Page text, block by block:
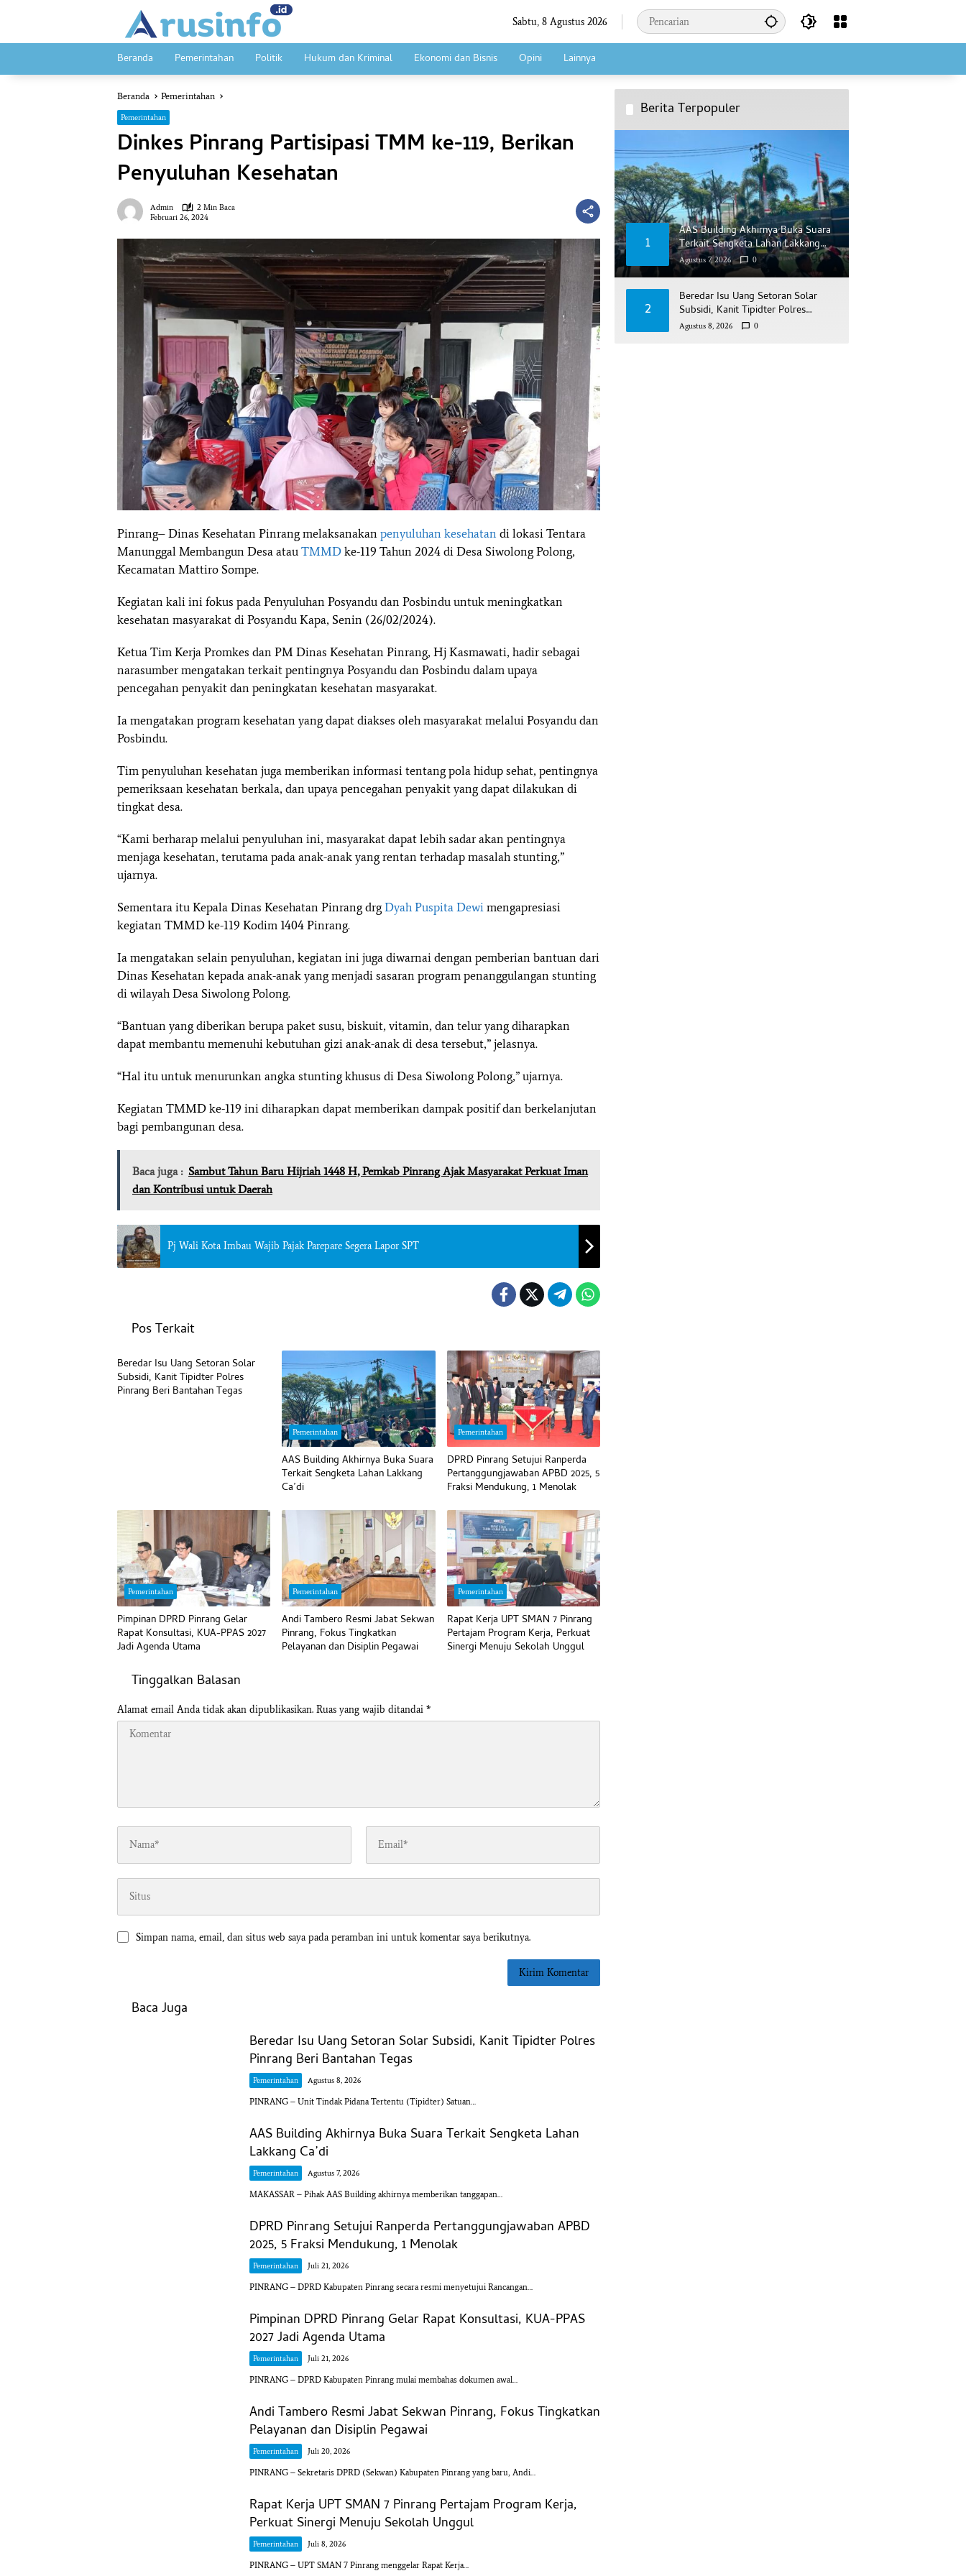
Sabtu, 8 Agustus 2026
Beranda Pemerintahan Politik Hukum dan Kriminal Ekonomi dan Bisnis Opini Lainnya
Beranda Pemerintahan
Pemerintahan
Dinkes Pinrang Partisipasi TMM ke-119, Berikan
Penyuluhan Kesehatan
Admin
2 Min Baca
Februari 26, 2024
Pinrang– Dinas Kesehatan Pinrang melaksanakan penyuluhan kesehatan di lokasi Tentara
Manunggal Membangun Desa atau TMMD ke-119 Tahun 2024 di Desa Siwolong Polong,
Kecamatan Mattiro Sompe.
Kegiatan kali ini fokus pada Penyuluhan Posyandu dan Posbindu untuk meningkatkan
kesehatan masyarakat di Posyandu Kapa, Senin (26/02/2024).
Ketua Tim Kerja Promkes dan PM Dinas Kesehatan Pinrang, Hj Kasmawati, hadir sebagai
narasumber mengatakan terkait pentingnya Posyandu dan Posbindu dalam upaya
pencegahan penyakit dan peningkatan kesehatan masyarakat.
Ia mengatakan program kesehatan yang dapat diakses oleh masyarakat melalui Posyandu dan
Posbindu.
Tim penyuluhan kesehatan juga memberikan informasi tentang pola hidup sehat, pentingnya
pemeriksaan kesehatan berkala, dan upaya pencegahan penyakit yang dapat dilakukan di
tingkat desa.
“Kami berharap melalui penyuluhan ini, masyarakat dapat lebih sadar akan pentingnya
menjaga kesehatan, terutama pada anak-anak yang rentan terhadap masalah stunting,”
ujarnya.
Sementara itu Kepala Dinas Kesehatan Pinrang drg Dyah Puspita Dewi mengapresiasi
kegiatan TMMD ke-119 Kodim 1404 Pinrang.
Ia mengatakan selain penyuluhan, kegiatan ini juga diwarnai dengan pemberian bantuan dari
Dinas Kesehatan kepada anak-anak yang menjadi sasaran program penanggulangan stunting
di wilayah Desa Siwolong Polong.
“Bantuan yang diberikan berupa paket susu, biskuit, vitamin, dan telur yang diharapkan
dapat membantu memenuhi kebutuhan gizi anak-anak di desa tersebut,” jelasnya.
“Hal itu untuk menurunkan angka stunting khusus di Desa Siwolong Polong,” ujarnya.
Kegiatan TMMD ke-119 ini diharapkan dapat memberikan dampak positif dan berkelanjutan
bagi pembangunan desa.
Baca juga : Sambut Tahun Baru Hijriah 1448 H, Pemkab Pinrang Ajak Masyarakat Perkuat Iman
dan Kontribusi untuk Daerah
Pj Wali Kota Imbau Wajib Pajak Parepare Segera Lapor SPT
Pos Terkait
Pemerintahan
Beredar Isu Uang Setoran Solar
Subsidi, Kanit Tipidter Polres
Pinrang Beri Bantahan Tegas
Pemerintahan
AAS Building Akhirnya Buka Suara
Terkait Sengketa Lahan Lakkang
Ca’di
Pemerintahan
DPRD Pinrang Setujui Ranperda
Pertanggungjawaban APBD 2025, 5
Fraksi Mendukung, 1 Menolak
Pemerintahan
Pimpinan DPRD Pinrang Gelar
Rapat Konsultasi, KUA-PPAS 2027
Jadi Agenda Utama
Pemerintahan
Andi Tambero Resmi Jabat Sekwan
Pinrang, Fokus Tingkatkan
Pelayanan dan Disiplin Pegawai
Pemerintahan
Rapat Kerja UPT SMAN 7 Pinrang
Pertajam Program Kerja, Perkuat
Sinergi Menuju Sekolah Unggul
Tinggalkan Balasan
Alamat email Anda tidak akan dipublikasikan. Ruas yang wajib ditandai *
Simpan nama, email, dan situs web saya pada peramban ini untuk komentar saya berikutnya.
Baca Juga
Beredar Isu Uang Setoran Solar Subsidi, Kanit Tipidter Polres
Pinrang Beri Bantahan Tegas
Pemerintahan Agustus 8, 2026
PINRANG – Unit Tindak Pidana Tertentu (Tipidter) Satuan…
AAS Building Akhirnya Buka Suara Terkait Sengketa Lahan
Lakkang Ca’di
Pemerintahan Agustus 7, 2026
MAKASSAR – Pihak AAS Building akhirnya memberikan tanggapan…
DPRD Pinrang Setujui Ranperda Pertanggungjawaban APBD
2025, 5 Fraksi Mendukung, 1 Menolak
Pemerintahan Juli 21, 2026
PINRANG – DPRD Kabupaten Pinrang secara resmi menyetujui Rancangan…
Pimpinan DPRD Pinrang Gelar Rapat Konsultasi, KUA-PPAS
2027 Jadi Agenda Utama
Pemerintahan Juli 21, 2026
PINRANG – DPRD Kabupaten Pinrang mulai membahas dokumen awal…
Andi Tambero Resmi Jabat Sekwan Pinrang, Fokus Tingkatkan
Pelayanan dan Disiplin Pegawai
Pemerintahan Juli 20, 2026
PINRANG – Sekretaris DPRD (Sekwan) Kabupaten Pinrang yang baru, Andi…
Rapat Kerja UPT SMAN 7 Pinrang Pertajam Program Kerja,
Perkuat Sinergi Menuju Sekolah Unggul
Pemerintahan Juli 8, 2026
PINRANG – UPT SMAN 7 Pinrang menggelar Rapat Kerja…
Berita Terpopuler
1
AAS Building Akhirnya Buka Suara
Terkait Sengketa Lahan Lakkang
Ca’di
Agustus 7, 2026 0
2
Beredar Isu Uang Setoran Solar
Subsidi, Kanit Tipidter Polres
Pinrang Beri Bantahan Tegas
Agustus 8, 2026 0